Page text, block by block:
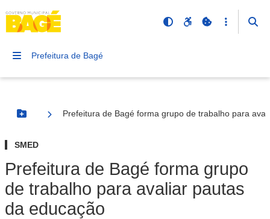
Prefeitura de Bagé
Botão Menu
Prefeitura de Bagé forma grupo de trabalho para
SMED
Prefeitura de Bagé forma grupo
de trabalho para avaliar pautas
da educação